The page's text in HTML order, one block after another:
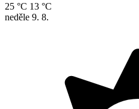
25 °C 13 °C
neděle 9. 8.